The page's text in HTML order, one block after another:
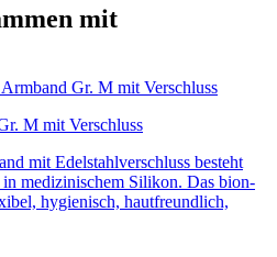
mit
M mit Verschluss
mit Edelstahlverschluss besteht
medizinischem Silikon. Das bion-
hygienisch, hautfreundlich,